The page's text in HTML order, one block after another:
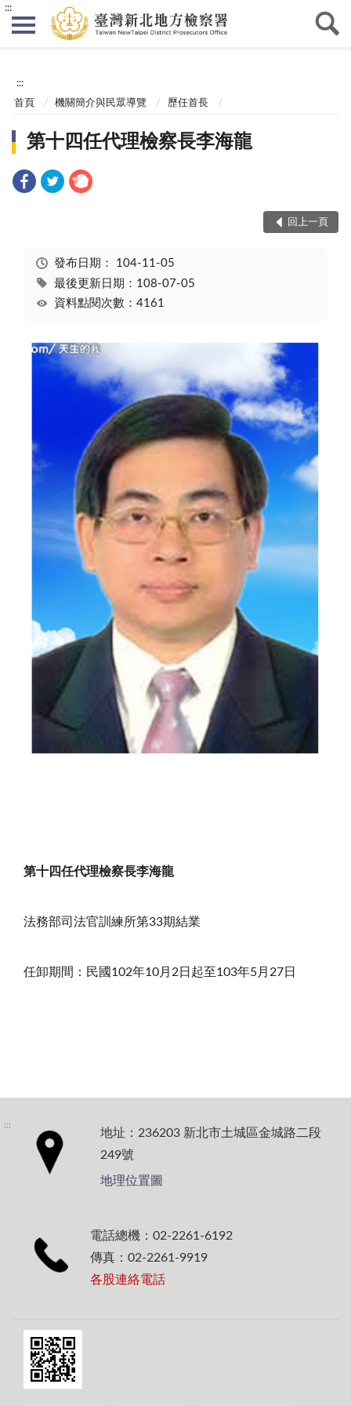
:::
:::
首頁 機關簡介與民眾導覽 歷任首長
第十四任代理檢察長李海龍
回上一頁
發布日期： 104-11-05
最後更新日期：108-07-05
資料點閱次數：4161
第十四任代理檢察長李海龍
法務部司法官訓練所第33期結業
任卸期間：民國102年10月2日起至103年5月27日
:::
地址：236203 新北市土城區金城路二段
249號
地理位置圖
電話總機：02-2261-6192
傳真：02-2261-9919
各股連絡電話